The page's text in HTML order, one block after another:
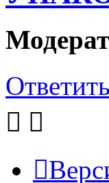
Ответить